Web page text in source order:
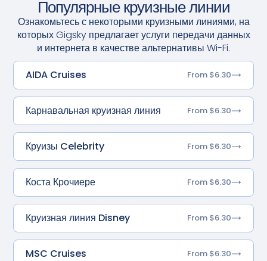
Популярные круизные линии
Ознакомьтесь с некоторыми круизными линиями, на
которых Gigsky предлагает услуги передачи данных
и интернета в качестве альтернативы Wi-Fi.
AIDA Cruises
From $6.30
Карнавальная круизная линия From $6.30
Круизы Celebrity From $6.30
Коста Крочиере From $6.30
Круизная линия Disney From $6.30
MSC Cruises From $6.30